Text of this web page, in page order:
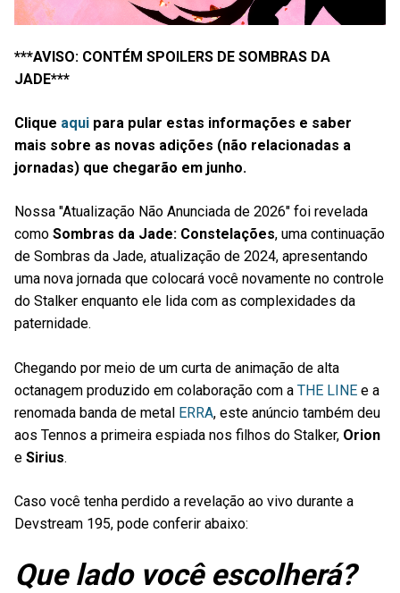
***AVISO: CONTÉM SPOILERS DE SOMBRAS DA
JADE***
Clique aqui para pular estas informações e saber
mais sobre as novas adições (não relacionadas a
jornadas) que chegarão em junho.
Nossa "Atualização Não Anunciada de 2026" foi revelada
como Sombras da Jade: Constelações, uma continuação
de Sombras da Jade, atualização de 2024, apresentando
uma nova jornada que colocará você novamente no controle
do Stalker enquanto ele lida com as complexidades da
paternidade.
Chegando por meio de um curta de animação de alta
octanagem produzido em colaboração com a THE LINE e a
renomada banda de metal ERRA, este anúncio também deu
aos Tennos a primeira espiada nos filhos do Stalker, Orion
e Sirius.
Caso você tenha perdido a revelação ao vivo durante a
Devstream 195, pode conferir abaixo:
Que lado você escolherá?